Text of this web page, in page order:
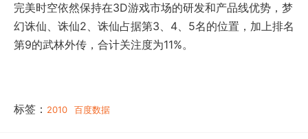
完美时空依然保持在3D游戏市场的研发和产品线优势，梦
幻诛仙、诛仙2、诛仙占据第3、4、5名的位置，加上排名
第9的武林外传，合计关注度为11%。
标签： 2010 百度数据